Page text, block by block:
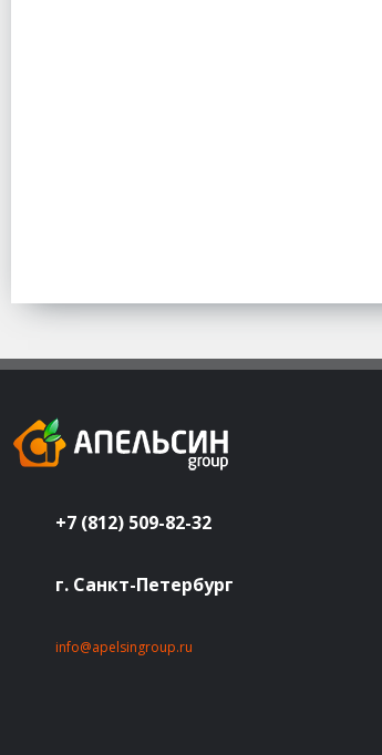
+7 (812) 509-82-32
г. Санкт-Петербург
info@apelsingroup.ru